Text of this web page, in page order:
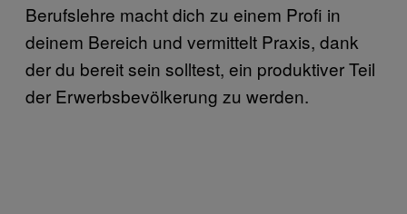
Berufslehre macht dich zu einem Profi in
deinem Bereich und vermittelt Praxis, dank
der du bereit sein solltest, ein produktiver Teil
der Erwerbsbevölkerung zu werden.